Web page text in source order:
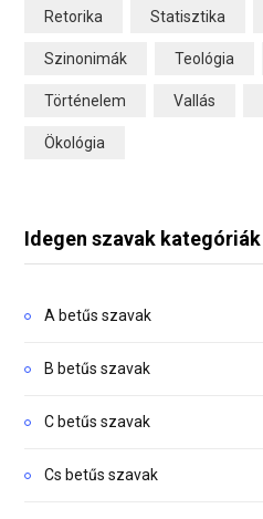
Retorika Statisztika
Szinonimák Teológia
Történelem Vallás
Ökológia
Idegen szavak kategóriák
A betűs szavak
B betűs szavak
C betűs szavak
Cs betűs szavak